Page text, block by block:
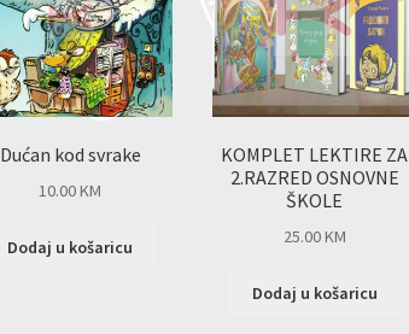
Dućan kod svrake
10.00KM
Dodaj u košaricu
KOMPLET LEKTIRE ZA
2.RAZRED OSNOVNE
ŠKOLE
25.00KM
Dodaj u košaricu